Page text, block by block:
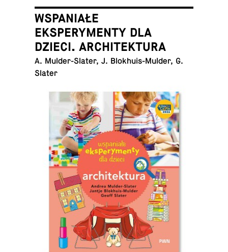
WSPANIAŁE
EKSPERYMENTY DLA
DZIECI. ARCHITEKTURA
A. Mul­der-Sla­ter, J. Blo­khu­is-Mul­der, G.
Slater